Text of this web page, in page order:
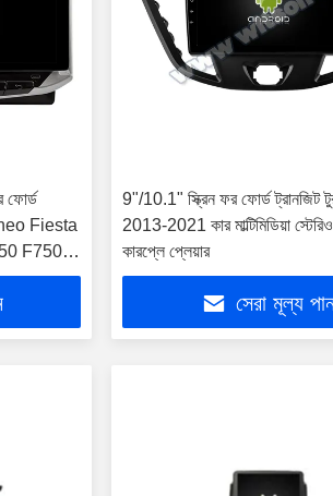
ফোর্ড
Fiesta
F750
কারপ্লে
9"/10.1" স্ক্রিন ফর ফোর্ড ট্রানজিট
2013-2021 কার মাল্টিমিডিয়া
কারপ্লে প্লেয়ার
সেরা মূল্য